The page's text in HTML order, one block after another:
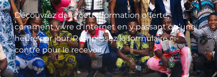
Découvrez dans cette formation offerte,
comment vivre d’Internet en y passant qu’une
heure par jour. Remplissez le formulaire ci-
contre pour le recevoir.